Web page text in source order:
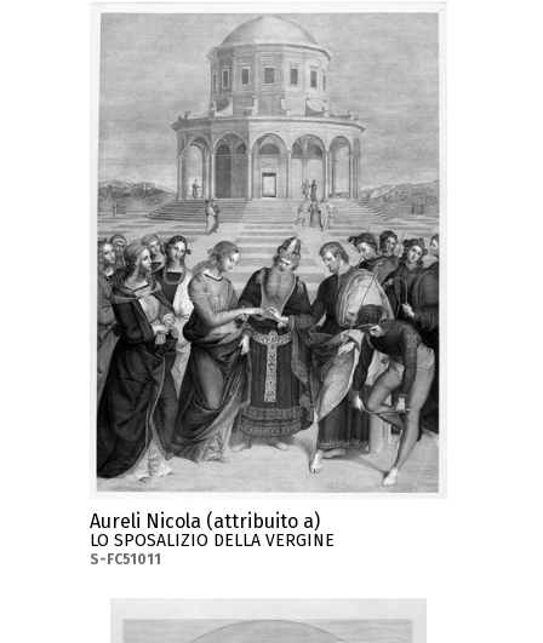
Aureli Nicola (attribuito a)
LO SPOSALIZIO DELLA VERGINE
S-FC51011